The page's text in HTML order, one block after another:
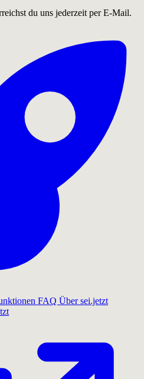
du uns jederzeit per E-Mail.
FAQ Über sei.jetzt